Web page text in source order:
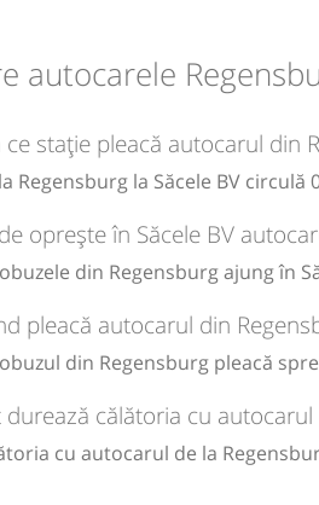
Dotări:
München La adresa
asigurată de operator.
München La adresa
Minivan: 04-CH-RElvetia-Romania
Dotări:
Afiseaza itinerariu
autocarele
ce stație pleacă autocarul din
Regensburg la Săcele BV
oprește în Săcele BV
din Regensburg ajung în
pleacă autocarul din
din Regensburg pleacă spre
durează călătoria cu
cu autocarul de la